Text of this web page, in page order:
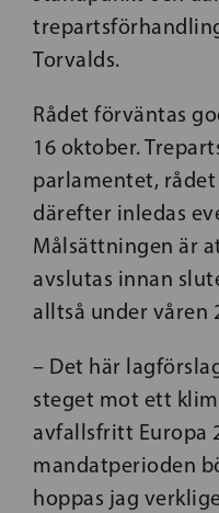
Torvalds.
Rådet förväntas
16 oktober.
parlamentet,
därefter inledas
Målsättningen är
avslutas innan
alltså under våren
– Det här
steget mot ett
avfallsfritt Europa
mandatperioden
hoppas jag